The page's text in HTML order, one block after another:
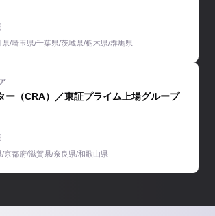
/埼玉県/千葉県/茨城県/栃木県/群馬県
ー（CRA）／東証プライム上場グループ
/京都府/滋賀県/奈良県/和歌山県